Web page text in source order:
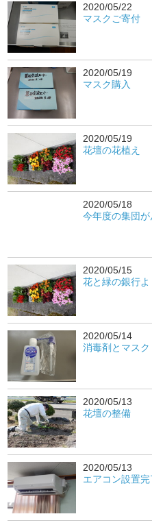
2020/05/22
マスクご寄付
2020/05/19
マスク購入
2020/05/19
花壇の花植え
2020/05/18
今年度の集団
2020/05/15
花と緑の銀行よ
2020/05/14
消毒剤とマスク
2020/05/13
花壇の整備
2020/05/13
エアコン設置完